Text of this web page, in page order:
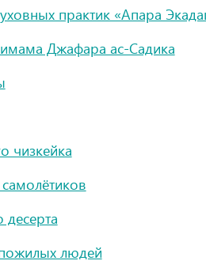
практик «Апара
Джафара ас-Садика
чизкейка
людей